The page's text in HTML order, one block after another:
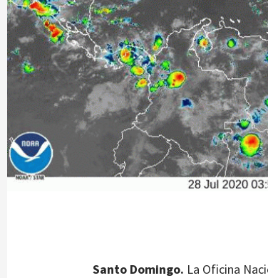
Santo Domingo. La Oficina